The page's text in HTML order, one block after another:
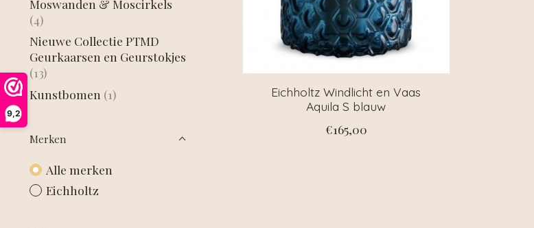
9,2
Moswanden & Moscirkels
(4)
Nieuwe Collectie PTMD
Geurkaarsen en Geurstokjes
(13)
Kunstbomen (1)
Merken
Alle merken
Eichholtz
Eichholtz Windlicht en Vaas
Aquila S blauw
€165,00